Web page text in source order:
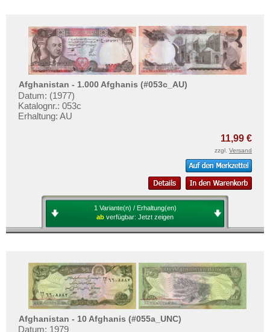
Afghanistan - 1.000 Afghanis (#053c_AU)
Datum: (1977)
Katalognr.: 053c
Erhaltung: AU
11,99 €
zzgl. Versand
1 Variante(n) / Erhaltung(en)
ab verfügbar: Jetzt zeigen
Afghanistan - 10 Afghanis (#055a_UNC)
Datum: 1979